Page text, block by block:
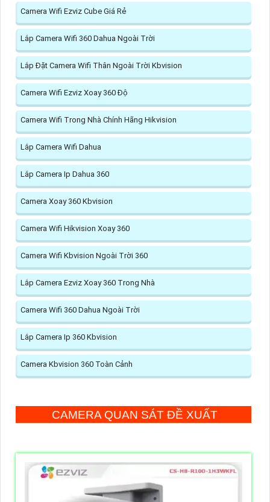
Camera Wifi Ezviz Cube Giá Rẻ
Lắp Camera Wifi 360 Dahua Ngoài Trời
Lắp Đặt Camera Wifi Thân Ngoài Trời Kbvision
Camera Wifi Ezviz Xoay 360 Độ
Camera Wifi Trong Nhà Chính Hãng Hikvision
Lắp Camera Wifi Dahua
Lắp Camera Ip Dahua 360
Camera Xoay 360 Kbvision
Camera Wifi Hikvision Xoay 360
Camera Wifi Kbvision Ngoài Trời 360
Lắp Camera Ezviz Xoay 360 Trong Nhà
Camera Wifi 360 Dahua Ngoài Trời
Lắp Camera Ip 360 Kbvision
Camera Kbvision 360 Toàn Cảnh
CAMERA QUAN SÁT ĐỀ XUẤT